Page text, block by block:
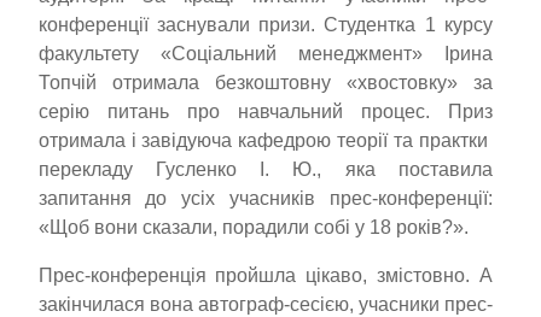
конференції заснували призи. Студентка 1 курсу
факультету «Соціальний менеджмент» Ірина
Топчій отримала безкоштовну «хвостовку» за
серію питань про навчальний процес. Приз
отримала і завідуюча кафедрою теорії та практки
перекладу Гусленко І. Ю., яка поставила
запитання до усіх учасників прес-конференції:
«Щоб вони сказали, порадили собі у 18 років?».
Прес-конференція пройшла цікаво, змістовно. А
закінчилася вона автограф-сесією, учасники прес-